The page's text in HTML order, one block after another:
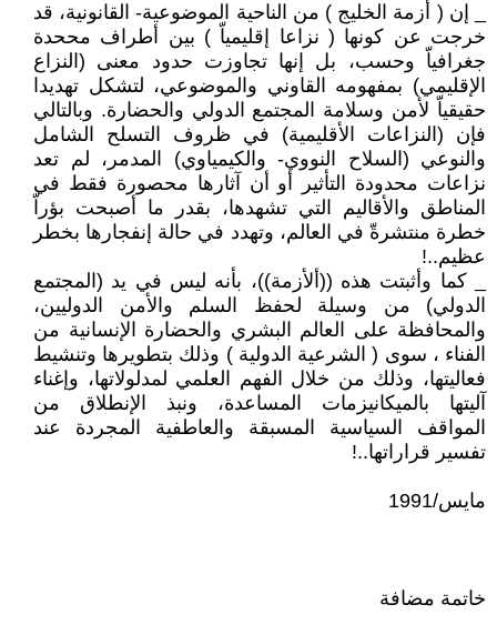
_ إن ( أزمة الخليج ) من الناحية الموضوعية- القانونية، قد
خرجت عن كونها ( نزاعا إقليمياّ ) بين أطراف مححدة
جغرافياّ وحسب، بل إنها تجاوزت حدود معنى (النزاع
الإقليمي) بمفهومه القاوني والموضوعي، لتشكل تهديدا
حقيقياّ لأمن وسلامة المجتمع الدولي والحضارة. وبالتالي
فإن (النزاعات الأقليمية) في ظروف التسلح الشامل
والنوعي (السلاح النووي- والكيمياوي) المدمر، لم تعد
نزاعات محدودة التأثير أو أن آثارها محصورة فقط في
المناطق والأقاليم التي تشهدها، بقدر ما أصبحت بؤراّ
خطرة منتشرةّ في العالم، وتهدد في حالة إنفجارها بخطر
عظيم..!
_ كما وأثبتت هذه ((ألأزمة))، بأنه ليس في يد (المجتمع
الدولي) من وسيلة لحفظ السلم والأمن الدوليين،
والمحافظة على العالم البشري والحضارة الإنسانية من
الفناء ، سوى ( الشرعية الدولية ) وذلك بتطويرها وتنشيط
فعاليتها، وذلك من خلال الفهم العلمي لمدلولاتها، وإغناء
آليتها بالميكانيزمات المساعدة، ونبذ الإنطلاق من
المواقف السياسية المسبقة والعاطفية المجردة عند
تفسير قراراتها..!
مايس/1991
خاتمة مضافة